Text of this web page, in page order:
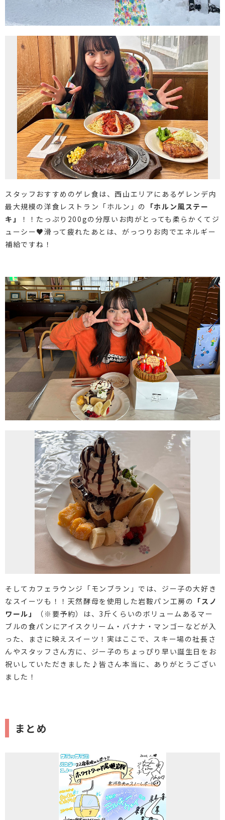
スタッフおすすめのゲレ食は、西山エリアにあるゲレンデ内
最大規模の洋食レストラン「ホルン」の 「ホルン風ステー
キ」
！！たっぷり200gの分厚いお肉がとっても柔らかくてジ
ューシー♥滑って疲れたあとは、がっつりお肉でエネルギー
補給ですね！
そしてカフェラウンジ「モンブラン」では、ジー子の大好き
なスイーツも！！天然酵母を使用した岩鞍パン工房の 「スノ
ワール」
（※要予約）は、3斤くらいのボリュームあるマー
ブルの食パンにアイスクリーム・バナナ・マンゴーなどが入
った、まさに映えスイーツ！実はここで、スキー場の社長さ
んやスタッフさん方に、ジー子のちょっぴり早い誕生日をお
祝いしていただきました♪皆さん本当に、ありがとうござい
ました！
まとめ